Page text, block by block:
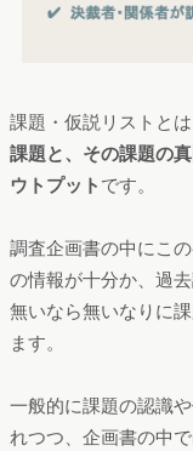
課題・仮説リストとは
課題と、その課題の
ウトプット です。
調査企画書の中にこ
の情報が十分か、過
無いなら無いなりに
ます。
一般的に課題の認識
れつつ、企画書の中